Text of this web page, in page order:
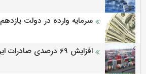
سرمایه وارده در دولت یازدهم ۱۱.۲ میلیارد دلار است
افزایش 69 درصدی صادرات ایران به نیجریه